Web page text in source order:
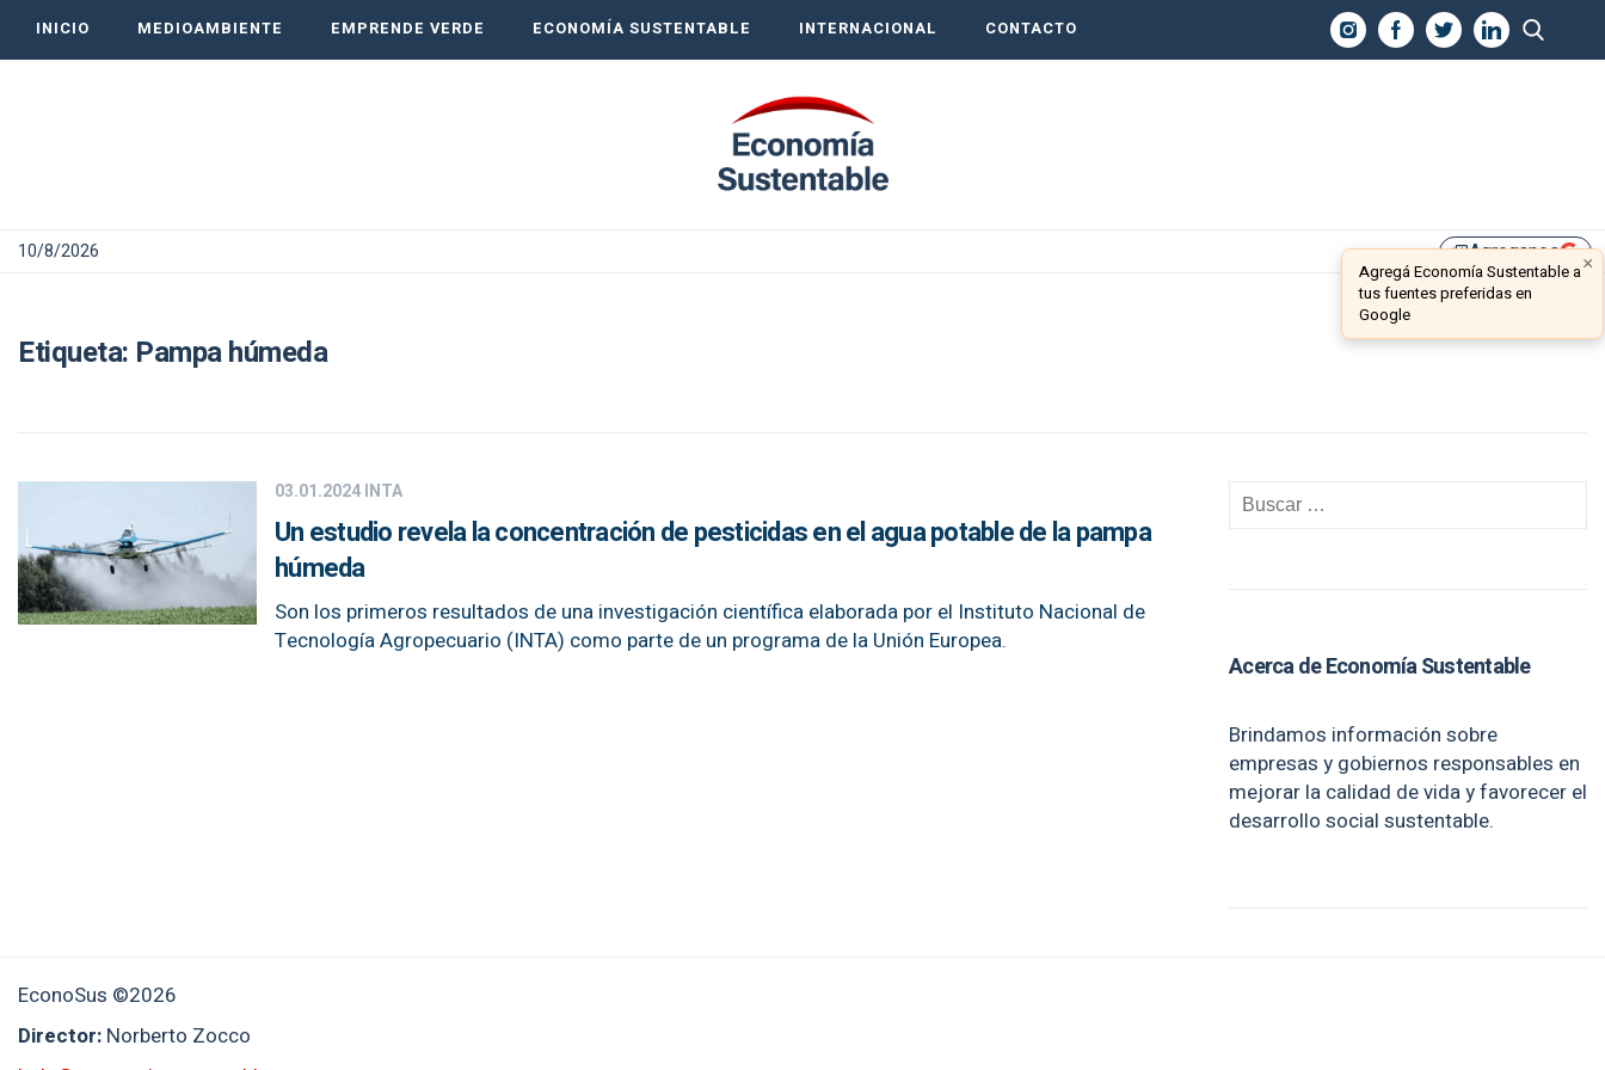
INICIO MEDIOAMBIENTE EMPRENDE VERDE ECONOMÍA SUSTENTABLE INTERNACIONAL CONTACTO
10/8/2026 library_addAgreganos ×
Agregá Economía Sustentable a
tus fuentes preferidas en
Google
Etiqueta: Pampa húmeda
03.01.2024INTA
Un estudio revela la concentración de pesticidas en el agua potable de la pampa
húmeda
Son los primeros resultados de una investigación científica elaborada por el Instituto Nacional de
Tecnología Agropecuario (INTA) como parte de un programa de la Unión Europea.
Acerca de Economía Sustentable
Brindamos información sobre
empresas y gobiernos responsables en
mejorar la calidad de vida y favorecer el
desarrollo social sustentable.
EconoSus ©2026
Director: Norberto Zocco